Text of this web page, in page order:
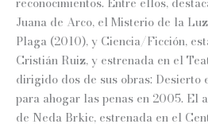
Juana de Arco, el Misterio de la Luz
Plaga (2010), y Ciencia/Ficción,
Cristián Ruiz, y estrenada en el
dirigido dos de sus obras: Desierto
para ahogar las penas en 2005. El
de Neda Brkic, estrenada en el